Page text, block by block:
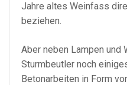
Jahre altes Weinfass
beziehen.
Aber neben Lampen und
Sturmbeutler noch
Betonarbeiten in Form